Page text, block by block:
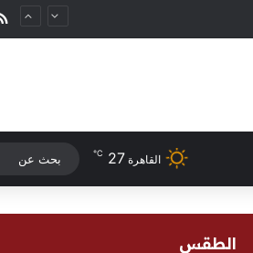
القاهرة 27
℃
الطقس